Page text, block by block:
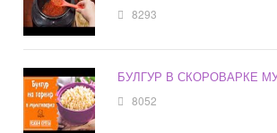
8293
БУЛГУР В СКОРОВАРКЕ
8052